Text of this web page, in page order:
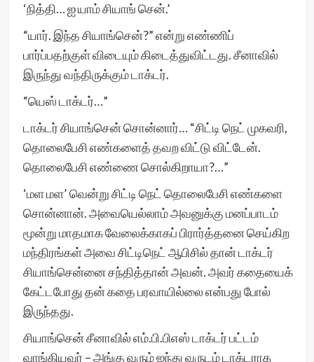
‘நித்தி… ஐ யாம் சியாங் சென்.’
“யார். இந்த சியாங்சென்?” என்று எண்ணிப்
பார்ப்பதற்குள் விடையும் கிடைத்துவிட்டது. சீனாவில்
இருந்து வந்திருக்கும் டாக்டர்.
“யெஸ் டாக்டர்…”
டாக்டர் சியாங்சென் சொன்னார்… “சிட்டி நெட் முகவரி,
தொலைபேசி எண்களைத் தவற விட்டு விட்டேன்.
தொலைபேசி எண்ணை சொல்கிறாயா?…”
‘மள மள’ வென்று சிட்டி நெட் தொலைபேசி எண்களை
சொன்னான். அவையெல்லாம் அவனுக்கு மனப்பாடம்
மூன்று மாதமாக வேலைக்காகப் பிரார்த்தனை செய்கிற
மந்திரங்கள் அவை சிட்டிநெட் ஆபிசில் தான் டாக்டர்
சியாங்சென்னை சந்தித்தான் அவன். அவர் கதையைக்
கேட்டபோது தன் கதை பரவாயில்லை என்பது போல்
இருந்தது.
சியாங்சென் சீனாவில் எம்.பி.பிஎஸ் டாக்டர் பட்டம்
வாங்கியவர் – அங்கு வரும் ஐந்து வருடம் டாக்டராக